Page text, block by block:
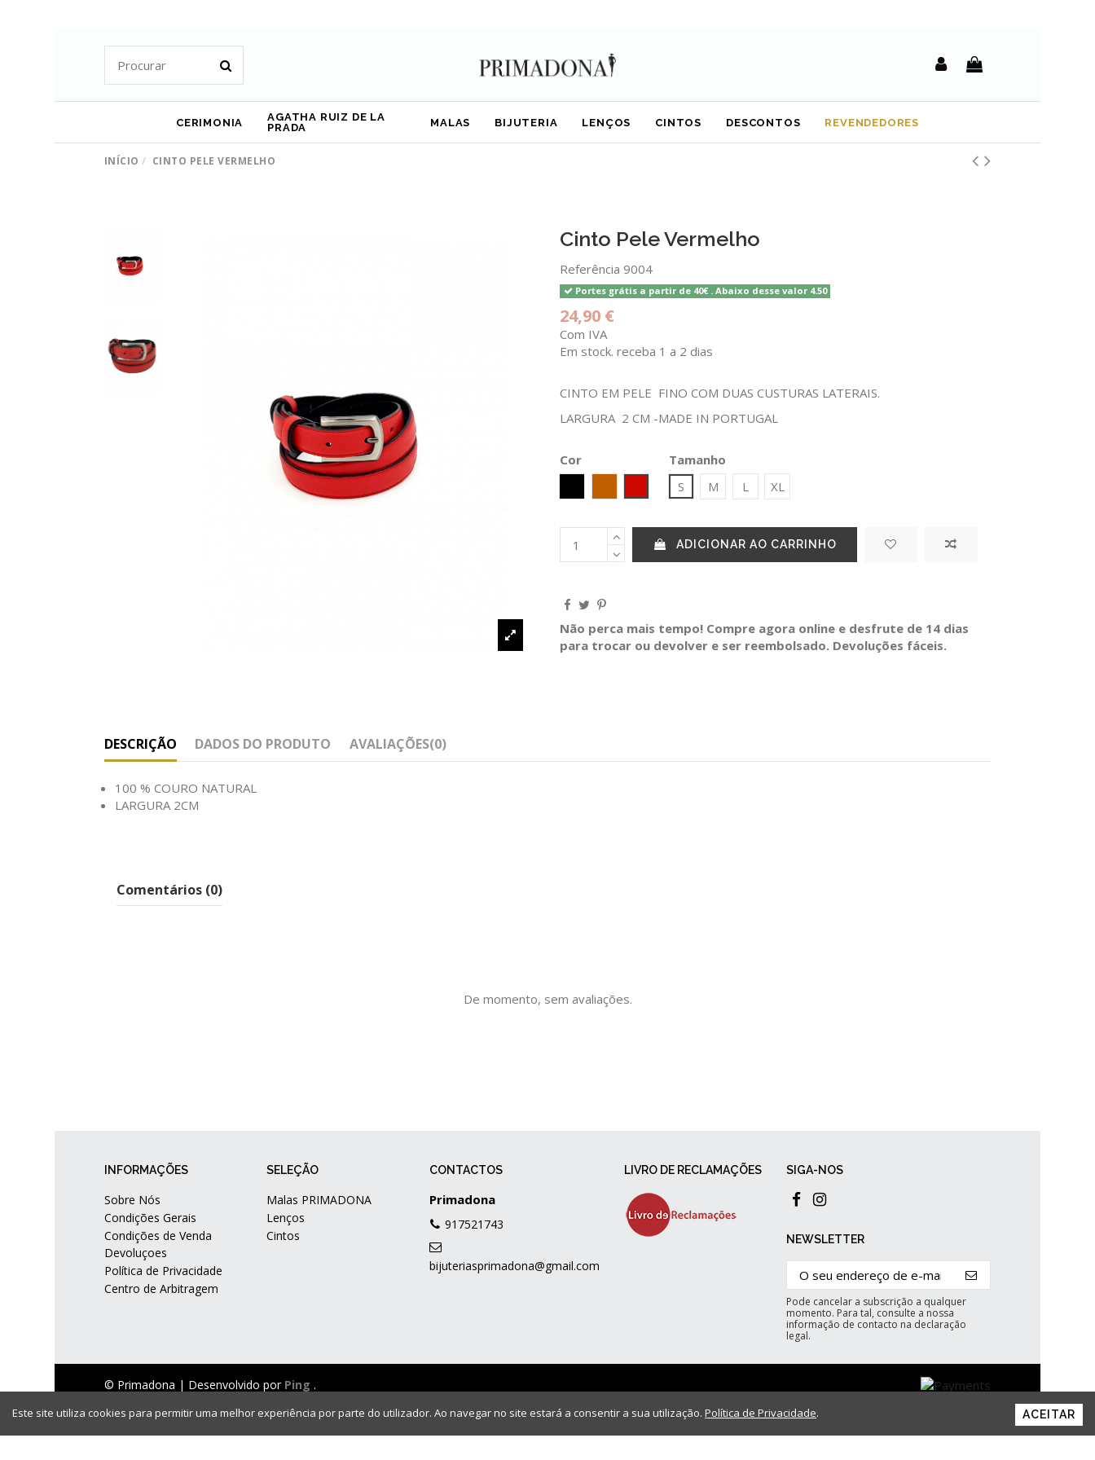
CERIMONIA
AGATHA RUIZ DE LA
PRADA
MALAS BIJUTERIA LENÇOS CINTOS DESCONTOS REVENDEDORES
INÍCIO CINTO PELE VERMELHO
Cinto Pele Vermelho
Referência 9004
Portes grátis a partir de 40€ . Abaixo desse valor 4.50
24,90 €
Com IVA
Em stock. receba 1 a 2 dias
CINTO EM PELE FINO COM DUAS CUSTURAS LATERAIS.
LARGURA 2 CM -MADE IN PORTUGAL
Cor
Vermelho
Tamanho
S
M L XL
ADICIONAR AO CARRINHO
Não perca mais tempo! Compre agora online e desfrute de 14 dias
para trocar ou devolver e ser reembolsado. Devoluções fáceis.
DESCRIÇÃO DADOS DO PRODUTO AVALIAÇÕES(0)
100 % COURO NATURAL
LARGURA 2CM
Comentários (0)
De momento, sem avaliações.
INFORMAÇÕES
Sobre Nós
Condições Gerais
Condições de Venda
Devoluçoes
Política de Privacidade
Centro de Arbitragem
SELEÇÃO
Malas PRIMADONA
Lenços
Cintos
CONTACTOS
Primadona
917521743
bijuteriasprimadona@gmail.com
LIVRO DE RECLAMAÇÕES SIGA-NOS
NEWSLETTER
Pode cancelar a subscrição a qualquer
momento. Para tal, consulte a nossa
informação de contacto na declaração
legal.
© Primadona | Desenvolvido por Ping .
Este site utiliza cookies para permitir uma melhor experiência por parte do utilizador. Ao navegar no site estará a consentir a sua utilização. Política de Privacidade. ACEITAR